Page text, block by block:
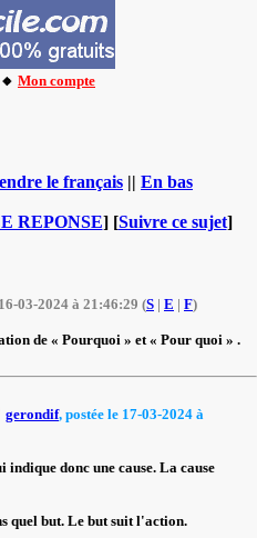
Mon compte
le français || En bas
REPONSE] [Suivre ce sujet]
03-2024 à 21:46:29 (S | E | F)
de « Pourquoi » et « Pour quoi » .
gerondif, postée le 17-03-2024 à
donc une cause. La cause
quel but. Le but suit l'action.